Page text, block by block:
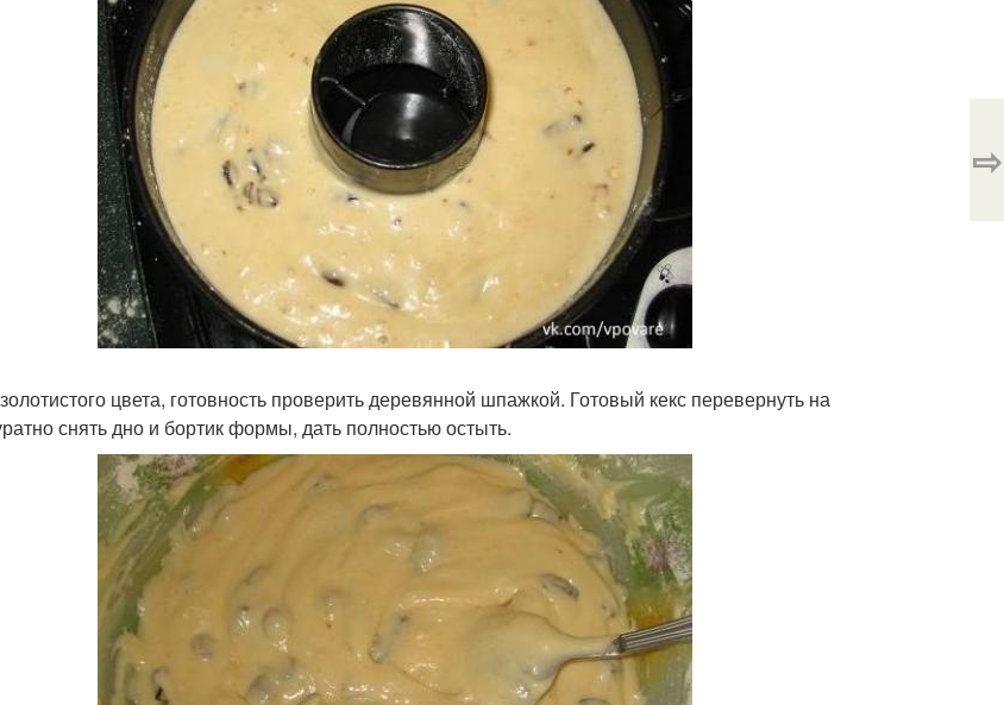
цвета, готовность проверить деревянной шпажкой. Готовый кекс перевернуть на
снять дно и бортик формы, дать полностью остыть.
⇨